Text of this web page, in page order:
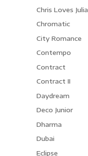
Chris Loves Julia
Chromatic
City Romance
Contempo
Contract
Contract II
Daydream
Deco Junior
Dharma
Dubai
Eclipse